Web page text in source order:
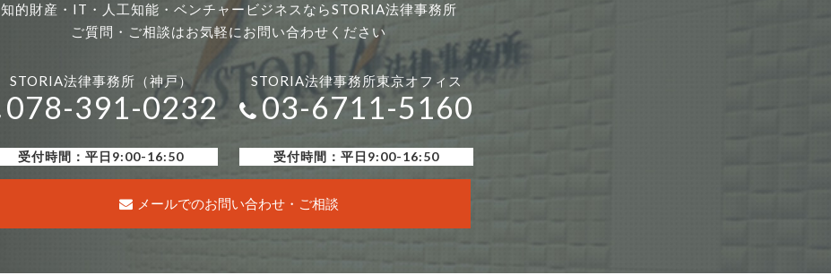
知的財産・IT・人工知能・ベンチャービジネスならSTORIA法律事務所
ご質問・ご相談はお気軽にお問い合わせください
STORIA法律事務所（神戸）
078-391-0232
受付時間：平日9:00-16:50
STORIA法律事務所東京オフィス
03-6711-5160
受付時間：平日9:00-16:50
メールでのお問い合わせ・ご相談